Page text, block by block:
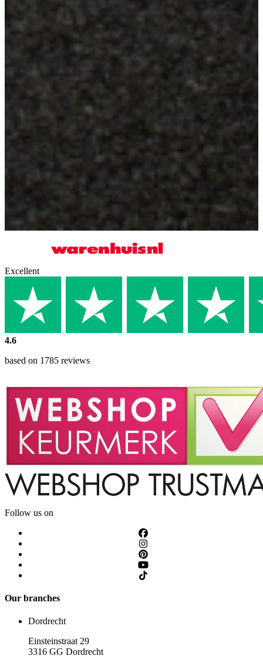
Excellent
4.6
based on 1785 reviews
Follow us on
Our branches
Dordrecht
Einsteinstraat 29
3316 GG Dordrecht